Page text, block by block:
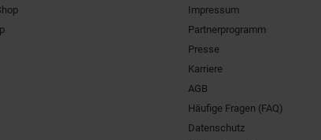
Impressum
Partnerprogramm
Presse
Karriere
AGB
Häufige Fragen (FAQ)
Datenschutz